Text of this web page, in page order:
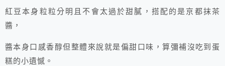
紅豆本身粒粒分明且不會太過於甜膩，搭配的是京都抹茶
醬，
醬本身口感香醇但整體來說就是偏甜口味，算彌補沒吃到蛋
糕的小遺憾。